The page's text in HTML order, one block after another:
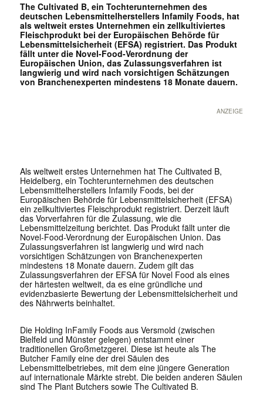
The Cultivated B, ein Tochterunternehmen des
deutschen Lebensmittelherstellers Infamily Foods, hat
als weltweit erstes Unternehmen ein zellkultiviertes
Fleischprodukt bei der Europäischen Behörde für
Lebensmittelsicherheit (EFSA) registriert. Das Produkt
fällt unter die Novel-Food-Verordnung der
Europäischen Union, das Zulassungsverfahren ist
langwierig und wird nach vorsichtigen Schätzungen
von Branchenexperten mindestens 18 Monate dauern.
ANZEIGE
Als weltweit erstes Unternehmen hat The Cultivated B,
Heidelberg, ein Tochterunternehmen des deutschen
Lebensmittelherstellers Infamily Foods, bei der
Europäischen Behörde für Lebensmittelsicherheit (EFSA)
ein zellkultiviertes Fleischprodukt registriert. Derzeit läuft
das Vorverfahren für die Zulassung, wie die
Lebensmittelzeitung berichtet. Das Produkt fällt unter die
Novel-Food-Verordnung der Europäischen Union. Das
Zulassungsverfahren ist langwierig und wird nach
vorsichtigen Schätzungen von Branchenexperten
mindestens 18 Monate dauern. Zudem gilt das
Zulassungsverfahren der EFSA für Novel Food als eines
der härtesten weltweit, da es eine gründliche und
evidenzbasierte Bewertung der Lebensmittelsicherheit und
des Nährwerts beinhaltet.
Die Holding InFamily Foods aus Versmold (zwischen
Bielfeld und Münster gelegen) entstammt einer
traditionellen Großmetzgerei. Diese ist heute als The
Butcher Family eine der drei Säulen des
Lebensmittelbetriebes, mit dem eine jüngere Generation
auf internationale Märkte strebt. Die beiden anderen Säulen
sind The Plant Butchers sowie The Cultivated B.